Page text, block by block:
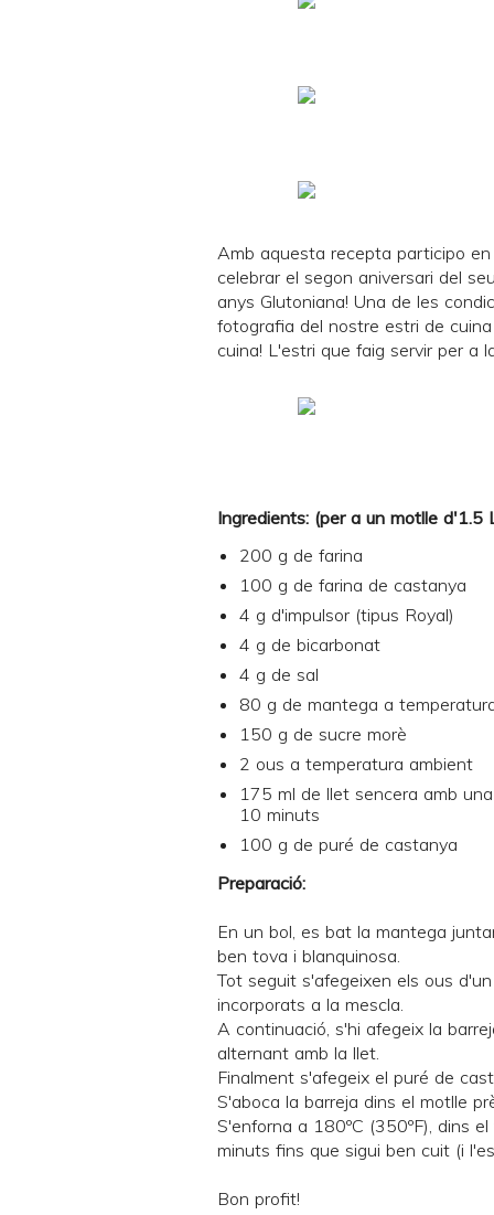
Amb aquesta recepta participo
celebrar el segon aniversari del
anys Glutoniana! Una de les
fotografia del nostre estri de
cuina! L'estri que faig servir per a
Ingredients: (per a un motlle
200 g de farina
100 g de farina de castanya
4 g d'impulsor (tipus Royal)
4 g de bicarbonat
4 g de sal
80 g de mantega a
150 g de sucre morè
2 ous a temperatura ambient
175 ml de llet sencera amb
10 minuts
100 g de puré de castanya
Preparació:
En un bol, es bat la mantega
ben tova i blanquinosa.
Tot seguit s'afegeixen els ous
incorporats a la mescla.
A continuació, s'hi afegeix la
alternant amb la llet.
Finalment s'afegeix el puré de
S'aboca la barreja dins el motlle
S'enforna a 180ºC (350ºF), dins
minuts fins que sigui ben cuit (i
Bon profit!